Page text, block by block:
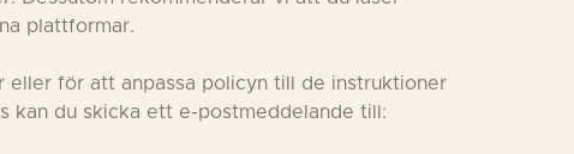
plattformar.
eller för att anpassa policyn till de instruktioner
kan du skicka ett e-postmeddelande till: